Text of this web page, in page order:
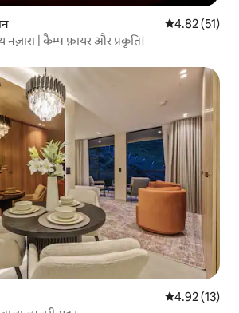
औसत रेटिंग 5 में
4.82 (51)
नज़ारा | कैम्प फ़ायर और प्रकृति।
औसत रेटिंग 5 में
4.92 (13)